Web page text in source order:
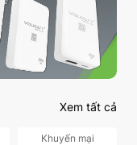
Xem tất cả
Khuyến mại